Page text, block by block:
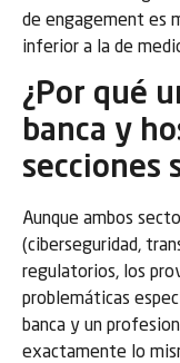
de engagement es
inferior a la de
¿Por qué
banca y
secciones
Aunque ambos
(ciberseguridad,
regulatorios, los
problemáticas
banca y un
exactamente lo